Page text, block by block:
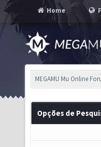
Home
MEGAMU Mu Online
Opções de